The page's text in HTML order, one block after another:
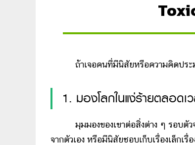
ถ้าเจอคนที่มีนิสัยหรือความคิดประมา
1. มองโลกในแง่ร้ายตลอดเ
มุมมองของเขาต่อสิ่งต่าง ๆ รอบตัวจะ
จากตัวเอง หรือมีนิสัยชอบเก็บเรื่องเล็กเรื่